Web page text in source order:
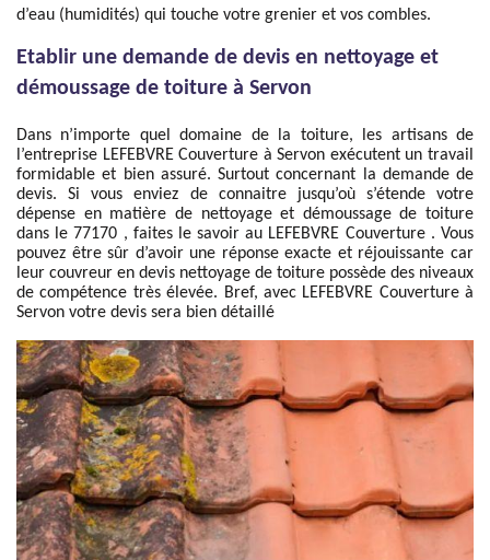
d’eau (humidités) qui touche votre grenier et vos combles.
Etablir une demande de devis en nettoyage et
démoussage de toiture à Servon
Dans n’importe quel domaine de la toiture, les artisans de
l’entreprise LEFEBVRE Couverture à Servon exécutent un travail
formidable et bien assuré. Surtout concernant la demande de
devis. Si vous enviez de connaitre jusqu’où s’étende votre
dépense en matière de nettoyage et démoussage de toiture
dans le 77170 , faites le savoir au LEFEBVRE Couverture . Vous
pouvez être sûr d’avoir une réponse exacte et réjouissante car
leur couvreur en devis nettoyage de toiture possède des niveaux
de compétence très élevée. Bref, avec LEFEBVRE Couverture à
Servon votre devis sera bien détaillé